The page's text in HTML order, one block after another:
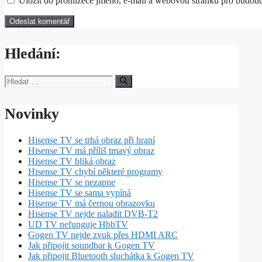
Hledání:
Hledat:
Novinky
Hisense TV se trhá obraz při hraní
Hisense TV má příliš tmavý obraz
Hisense TV bliká obraz
Hisense TV chybí některé programy
Hisense TV se nezapne
Hisense TV se sama vypíná
Hisense TV má černou obrazovku
Hisense TV nejde naladit DVB-T2
UD TV nefunguje HbbTV
Gogen TV nejde zvuk přes HDMI ARC
Jak připojit soundbar k Gogen TV
Jak připojit Bluetooth sluchátka k Gogen TV